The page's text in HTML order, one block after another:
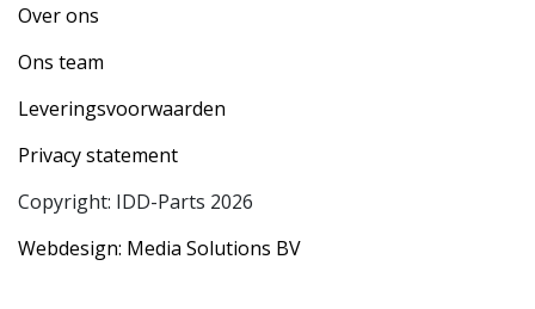
Over ons
Ons team
Leveringsvoorwaarden
Privacy statement
Copyright: IDD-Parts 2026
Webdesign: Media Solutions BV